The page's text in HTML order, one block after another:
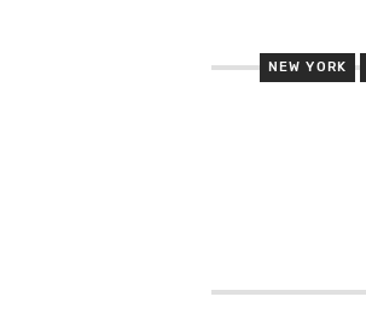
NEW YORK